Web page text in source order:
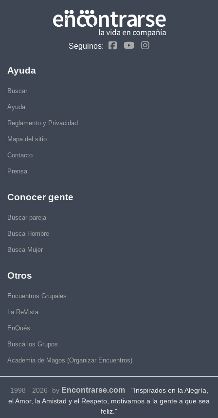
Seguinos:
Ayuda
Buscar
Ayuda
Reglamento y Privacidad
Mapa del sitio
Contacto
Prensa
Conocer gente
Buscar pareja
Busca Hombre
Busca Mujer
Otros
Encuentros Grupales
La ReVista
EnQués
Buscá los Grupos
Academia de Magos (Organizar Encuentros)
1998 - 2026- by Encontrarse.com- "Inspirados en la Alegría,
el Amor, la Amistad y el Respeto, motivamos a la gente a que sea
feliz."